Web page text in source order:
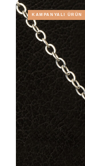
KAMPANYALI ÜRÜN